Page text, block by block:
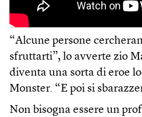
“Alcune persone
sfruttarti”, lo avverte zio
diventa una sorta di eroe
Monster. “E poi si
Non bisogna essere un